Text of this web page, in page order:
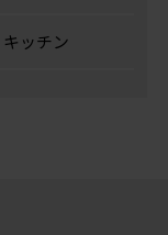
キッチン